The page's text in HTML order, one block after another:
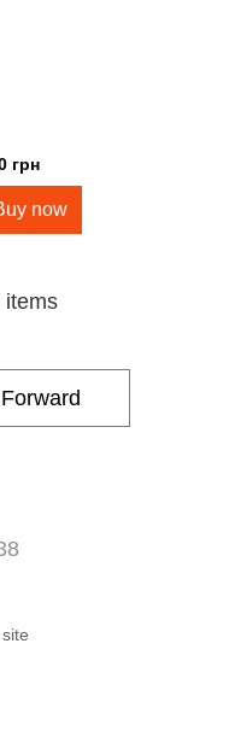
грн
now
items
Forward